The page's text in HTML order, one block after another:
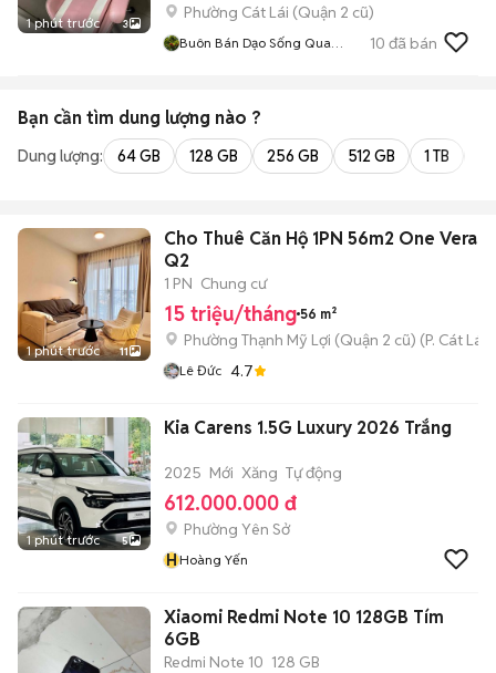
1 phút trước 3
Phường Cát Lái (Quận 2 cũ)
Buôn Bán Dạo Sống Qua
10 đã bán
Bạn cần tìm dung lượng nào ?
Dung lượng: 64 GB 128 GB 256 GB 512 GB 1 TB
1 phút trước 11
Cho Thuê Căn Hộ 1PN 56m2 One
Q2
1 PN Chung cư
15 triệu/tháng 56 m²
Phường Thạnh Mỹ Lợi (Quận 2 cũ) (P. Cát Lái
Lê Đức 4.7
1 phút trước 5
Kia Carens 1.5G Luxury 2026 Trắng
2025 Mới Xăng Tự động
612.000.000 đ
Phường Yên Sở
HHoàng Yến
Xiaomi Redmi Note 10 128GB Tím
6GB
Redmi Note 10 128 GB